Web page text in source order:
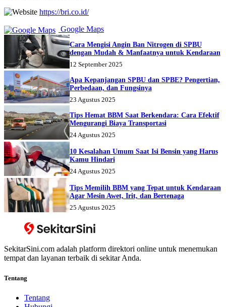
https://bri.co.id/
Google Maps
Cara Mengisi Angin Ban Nitrogen di SPBU
dengan Mudah & Manfaatnya untuk Kendaraan
12 September 2025
Apa Kepanjangan SPBU dan SPBE? Pengertian,
Perbedaan, dan Fungsinya
23 Agustus 2025
Tips Hemat BBM Saat Berkendara: Cara Efektif
Mengurangi Biaya Transportasi
24 Agustus 2025
10 Kesalahan Umum Saat Isi Bensin yang Harus
Kamu Hindari
24 Agustus 2025
Tips Memilih BBM yang Tepat untuk Kendaraan
Agar Mesin Awet, Irit, dan Bertenaga
25 Agustus 2025
SekitarSini.com adalah platform direktori online untuk menemukan
tempat dan layanan terbaik di sekitar Anda.
Tentang
Tentang